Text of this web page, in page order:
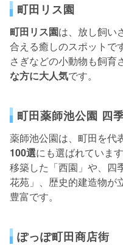
町田リス園
町田リス園は、放し飼い
合える癒しのスポットで
さぎなどの小動物も飼育
な方に大人気です。
町田薬師池公園 四
薬師池公園は、町田を代
100選にも選ばれていま
移築した「西園」や、四
花苑」、歴史的建造物が
豊富です。
ぽっぽ町田商店街